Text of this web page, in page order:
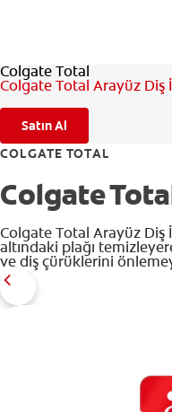
Colgate Total
Colgate Total Arayüz Diş
Satın Al
COLGATE TOTAL
Colgate
Colgate Total Arayüz Diş
altındaki plağı
ve diş çürüklerini